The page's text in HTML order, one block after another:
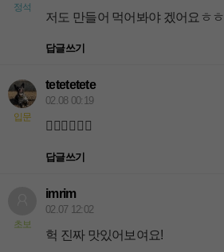
정석
저도 만들어 먹어봐야 겠어요ㅎㅎ
답글쓰기
입문
tetetetete
02.08 00:19
👍🏻👍🏻👍🏻
답글쓰기
초보
imrim
02.07 12:02
헉 진짜 맛있어보여요!